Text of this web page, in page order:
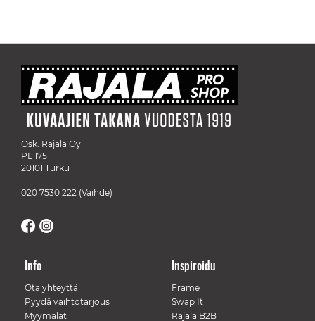
Osk. Rajala Oy
PL 175
20101 Turku
020 7530 222 (Vaihde)
Info
Ota yhteyttä
Pyydä vaihtotarjous
Myymälät
Inspiroidu
Frame
Swap It
Rajala B2B